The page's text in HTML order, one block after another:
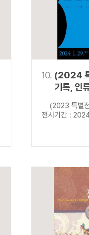
10. (2024
기록, 인
(2023 특별
전시기간 :